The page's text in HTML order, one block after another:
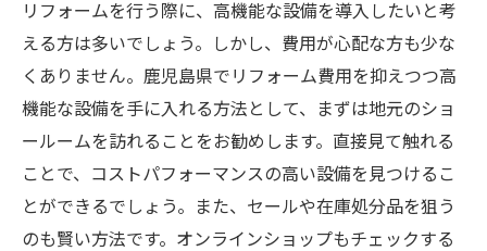
リフォームを行う際に、高機能な設備を導入したいと考
える方は多いでしょう。しかし、費用が心配な方も少な
くありません。鹿児島県でリフォーム費用を抑えつつ高
機能な設備を手に入れる方法として、まずは地元のショ
ールームを訪れることをお勧めします。直接見て触れる
ことで、コストパフォーマンスの高い設備を見つけるこ
とができるでしょう。また、セールや在庫処分品を狙う
のも賢い方法です。オンラインショップもチェックする